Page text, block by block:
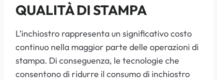
QUALITÀ DI STAMPA
L’inchiostro rappresenta un significativo costo
continuo nella maggior parte delle operazioni di
stampa. Di conseguenza, le tecnologie che
consentono di ridurre il consumo di inchiostro